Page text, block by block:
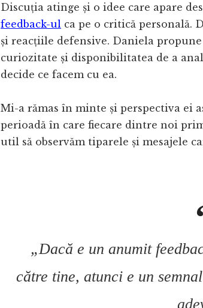
Discuția atinge și o idee care apare
feedback-ul ca pe o critică personală.
și reacțiile defensive. Daniela
curiozitate și disponibilitatea de a
decide ce facem cu ea.
Mi-a rămas în minte și perspectiva ei
perioadă în care fiecare dintre noi
util să observăm tiparele și mesajele
„Dacă e un anumit
către tine, atunci e un